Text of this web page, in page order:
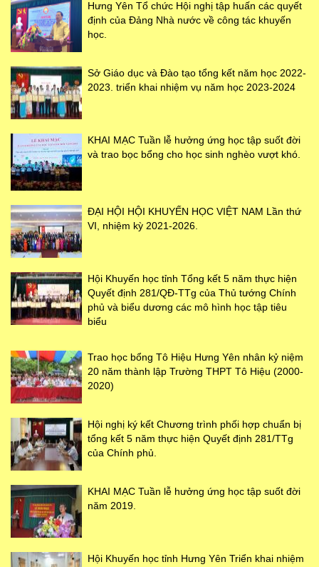
Hưng Yên Tổ chức Hội nghị tập huấn các quyết
định của Đảng Nhà nước về công tác khuyến
học.
Sở Giáo dục và Đào tạo tổng kết năm học 2022-
2023. triển khai nhiệm vụ năm học 2023-2024
KHAI MẠC Tuần lễ hưởng ứng học tập suốt đời
và trao bọc bổng cho học sinh nghèo vượt khó.
ĐẠI HỘI HỘI KHUYẾN HỌC VIỆT NAM Lần thứ
VI, nhiệm kỳ 2021-2026.
Hội Khuyến học tỉnh Tổng kết 5 năm thực hiện
Quyết định 281/QĐ-TTg của Thủ tướng Chính
phủ và biểu dương các mô hình học tập tiêu
biểu
Trao học bổng Tô Hiệu Hưng Yên nhân kỷ niệm
20 năm thành lập Trường THPT Tô Hiệu (2000-
2020)
Hội nghị ký kết Chương trình phối hợp chuẩn bị
tổng kết 5 năm thực hiện Quyết định 281/TTg
của Chính phủ.
KHAI MẠC Tuần lễ hưởng ứng học tập suốt đời
năm 2019.
Hội Khuyến học tỉnh Hưng Yên Triển khai nhiệm